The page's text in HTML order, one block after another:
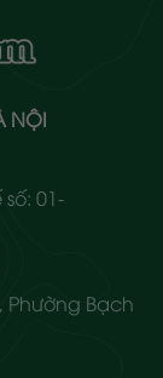
NỘI
01-
Phường Bạch